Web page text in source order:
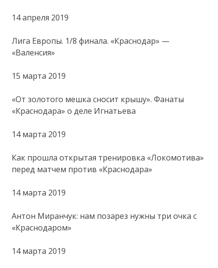
14 апреля 2019
Лига Европы. 1/8 финала. «Краснодар» —
«Валенсия»
15 марта 2019
«От золотого мешка сносит крышу». Фанаты
«Краснодара» о деле Игнатьева
14 марта 2019
Как прошла открытая тренировка «Локомотива»
перед матчем против «Краснодара»
14 марта 2019
Антон Миранчук: нам позарез нужны три очка с
«Краснодаром»
14 марта 2019